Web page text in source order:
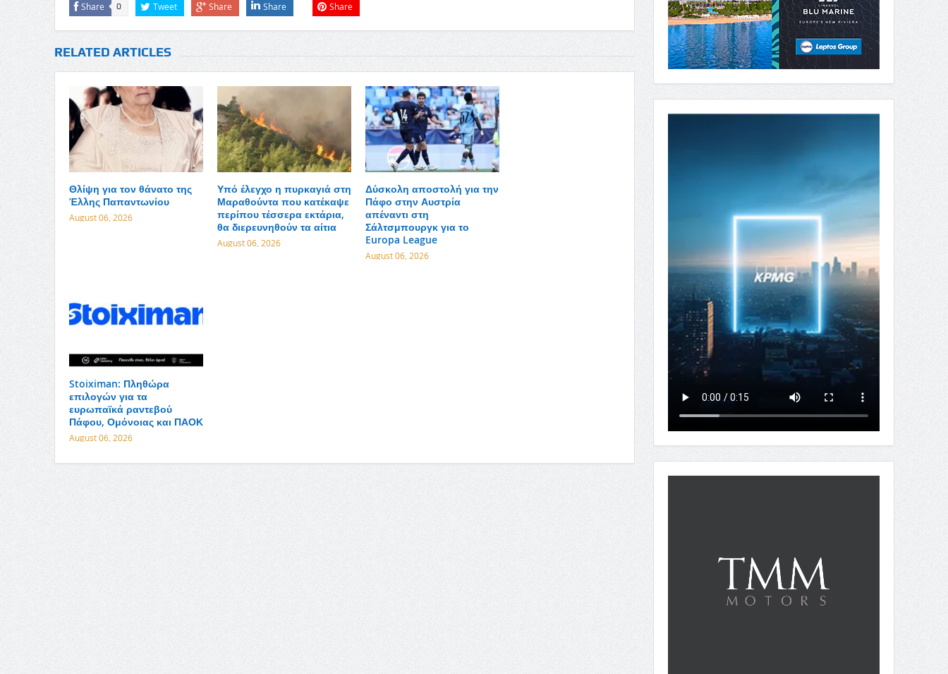
Share 0 Tweet Share Share Share
RELATED ARTICLES
Θλίψη για τον θάνατο της
Έλλης Παπαντωνίου
August 06, 2026
Υπό έλεγχο η πυρκαγιά στη
Μαραθούντα που κατέκαψε
περίπου τέσσερα εκτάρια,
θα διερευνηθούν τα αίτια
August 06, 2026
Δύσκολη αποστολή για την
Πάφο στην Αυστρία
απέναντι στη
Σάλτσμπουργκ για το
Europa League
August 06, 2026
Stoiximan: Πληθώρα
επιλογών για τα
ευρωπαϊκά ραντεβού
Πάφου, Ομόνοιας και ΠΑΟΚ
August 06, 2026